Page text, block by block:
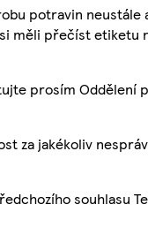
potravin neustále
měli přečíst etiketu
prosím Oddělení
za jakékoliv
souhlasu